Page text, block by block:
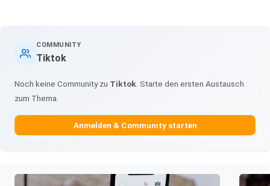
COMMUNITY
Tiktok
Noch keine Community zu Tiktok . Starte den ersten Austausch
zum Thema.
Anmelden & Community starten